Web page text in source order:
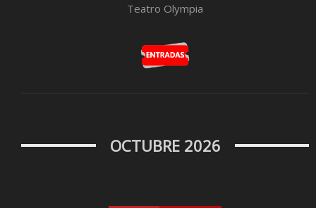
Teatro Olympia
OCTUBRE 2026